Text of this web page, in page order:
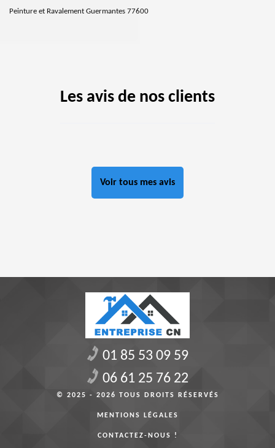
Peinture et Ravalement Guermantes 77600
Les avis de nos clients
Voir tous mes avis
01 85 53 09 59
06 61 25 76 22
© 2025 - 2026 TOUS DROITS RÉSERVÉS
MENTIONS LÉGALES
CONTACTEZ-NOUS !